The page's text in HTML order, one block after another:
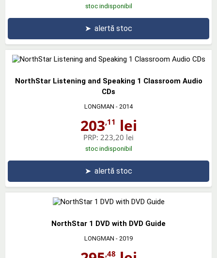
stoc indisponibil
➤ alertă stoc
NorthStar Listening and Speaking 1 Classroom Audio
CDs
LONGMAN - 2014
203,11 lei
PRP: 223,20 lei
stoc indisponibil
➤ alertă stoc
NorthStar 1 DVD with DVD Guide
LONGMAN - 2019
,48